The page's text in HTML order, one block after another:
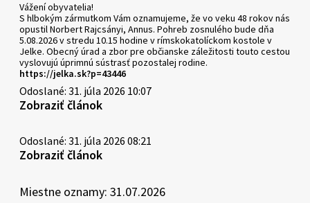
Vážení obyvatelia!
S hlbokým zármutkom Vám oznamujeme, že vo veku 48 rokov nás
opustil Norbert Rajcsányi, Annus. Pohreb zosnulého bude dňa
5.08.2026 v stredu 10.15 hodine v rímskokatolíckom kostole v
Jelke. Obecný úrad a zbor pre občianske záležitosti touto cestou
vyslovujú úprimnú sústrasť pozostalej rodine.
https://jelka.sk?p=43446
Odoslané: 31. júla 2026 10:07
Zobraziť článok
Odoslané: 31. júla 2026 08:21
Zobraziť článok
Miestne oznamy: 31.07.2026